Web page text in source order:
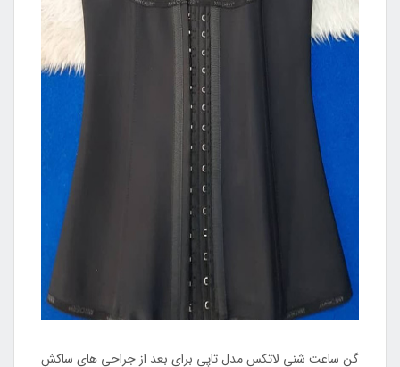
گن ساعت شنی لاتکس مدل تاپی برای بعد از جراحی های ساکش